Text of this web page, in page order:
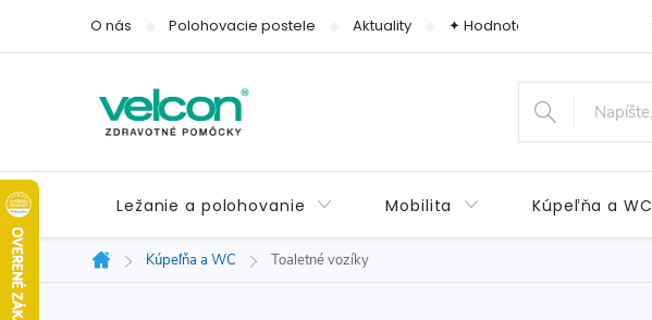
O nás Polohovacie postele Aktuality ✦ Hodnotenie obchodu
Ležanie a polohovanie Mobilita Kúpeľňa a WC
Domov
Kúpeľňa a WC Toaletné vozíky